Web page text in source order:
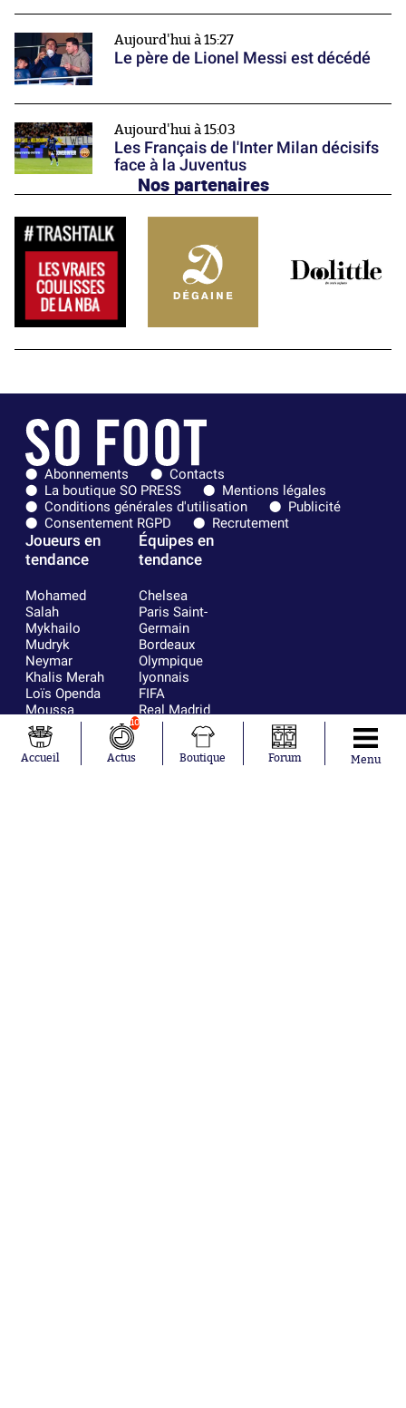
Aujourd'hui à 15:27
Le père de Lionel Messi est décédé
Aujourd'hui à 15:03
Les Français de l'Inter Milan décisifs
face à la Juventus
Nos partenaires
Abonnements
Contacts
La boutique SO PRESS
Mentions légales
Conditions générales d'utilisation
Publicité
Consentement RGPD
Recrutement
Joueurs en
tendance
Mohamed
Salah
Mykhailo
Mudryk
Neymar
Khalis Merah
Loïs Openda
Moussa
Niakhaté
Nicolás
Tagliafico
Équipes en
tendance
Chelsea
Paris Saint-
Germain
Bordeaux
Olympique
lyonnais
FIFA
Real Madrid
RC Strasbourg
AC Milan
Accueil
10
Actus Boutique Forum Menu